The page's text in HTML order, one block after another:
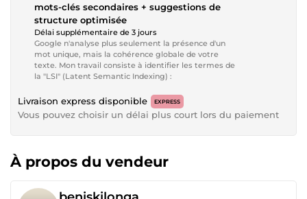
mots-clés secondaires + suggestions de
structure optimisée
Délai supplémentaire de 3 jours
Google n'analyse plus seulement la présence d'un
mot unique, mais la cohérence globale de votre
texte. Mon travail consiste à identifier les termes de
la "LSI" (Latent Semantic Indexing) :
Livraison express disponible EXPRESS
Vous pouvez choisir un délai plus court lors du paiement
À propos du vendeur